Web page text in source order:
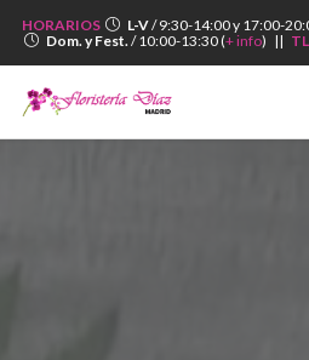
HORARIOS L-V/ 9:30-14:00 y 17:00-
Dom. y Fest./ 10:00-13:30 (+ info) ||